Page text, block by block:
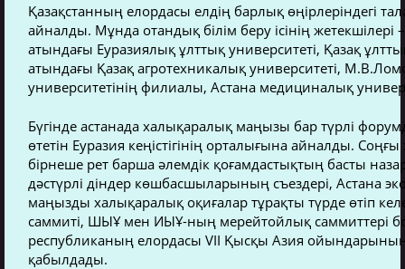
Қазақстанның елордасы елдің барлық өңірлеріндегі
айналды. Мұнда отандық білім беру ісінің
атындағы Еуразиялық ұлттық университеті, Қазақ
атындағы Қазақ агротехникалық университеті,
университетінің филиалы, Астана медициналық
Бүгінде астанада халықаралық маңызы бар түрлі
өтетін Еуразия кеңістігінің орталығына айналды.
бірнеше рет барша әлемдік қоғамдастықтың басты
дәстүрлі діндер көшбасшыларының съездері, Астана
маңызды халықаралық оқиғалар тұрақты түрде өтіп
саммиті, ШЫҰ мен ИЫҰ-ның мерейтойлық саммиттері
республиканың елордасы VII Қысқы Азия
қабылдады.